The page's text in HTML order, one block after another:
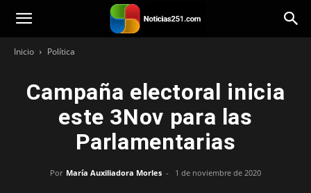
Noticias251
Inicio Política
Campaña electoral inicia
este 3Nov para las
Parlamentarias
Por María Auxiliadora Morles - 1 de noviembre de 2020